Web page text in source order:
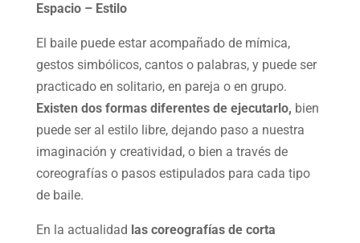
Espacio – Estilo
El baile puede estar acompañado de mímica,
gestos simbólicos, cantos o palabras, y puede ser
practicado en solitario, en pareja o en grupo.
Existen dos formas diferentes de ejecutarlo, bien
puede ser al estilo libre, dejando paso a nuestra
imaginación y creatividad, o bien a través de
coreografías o pasos estipulados para cada tipo
de baile.
En la actualidad las coreografías de corta